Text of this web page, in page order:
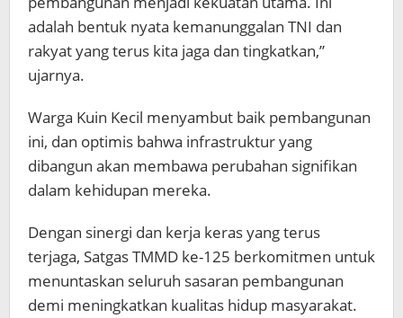
adalah bentuk nyata kemanunggalan TNI dan
rakyat yang terus kita jaga dan tingkatkan,”
ujarnya.
Warga Kuin Kecil menyambut baik pembangunan
ini, dan optimis bahwa infrastruktur yang
dibangun akan membawa perubahan signifikan
dalam kehidupan mereka.
Dengan sinergi dan kerja keras yang terus
terjaga, Satgas TMMD ke-125 berkomitmen untuk
menuntaskan seluruh sasaran pembangunan
demi meningkatkan kualitas hidup masyarakat.